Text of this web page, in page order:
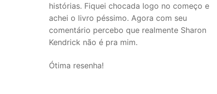
histórias. Fiquei chocada logo no começo e
achei o livro péssimo. Agora com seu
comentário percebo que realmente Sharon
Kendrick não é pra mim.
Ótima resenha!